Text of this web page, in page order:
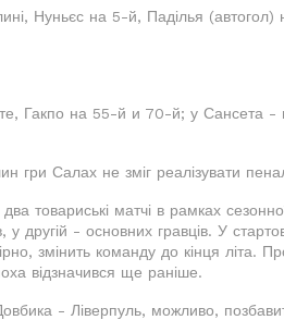
Нуньєс на 5-й, Паділья
Гакпо на 55-й и 70-й; у Сансета -
гри Салах не зміг реалізувати
два товариські матчі в рамках
у другій - основних гравців. У
змінить команду до кінця літа.
відзначився ще раніше.
- Ліверпуль, можливо,